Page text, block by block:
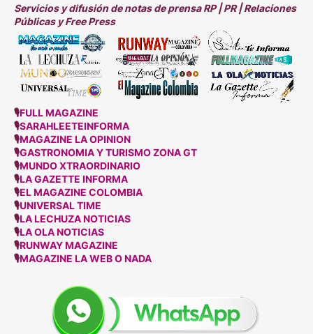
Servicios y difusión de notas de prensa RP | PR | Relaciones
Públicas y Free Press
🎙FULL MAGAZINE
🎙SARAHLEETEINFORMA
🎙MAGAZINE LA OPINION
🎙GASTRONOMIA Y TURISMO ZONA GT
🎙MUNDO XTRAORDINARIO
🎙LA GAZETTE INFORMA
🎙EL MAGAZINE COLOMBIA
🎙UNIVERSAL TIME
🎙LA LECHUZA NOTICIAS
🎙LA OLA NOTICIAS
🎙RUNWAY MAGAZINE
🎙MAGAZINE LA WEB O NADA